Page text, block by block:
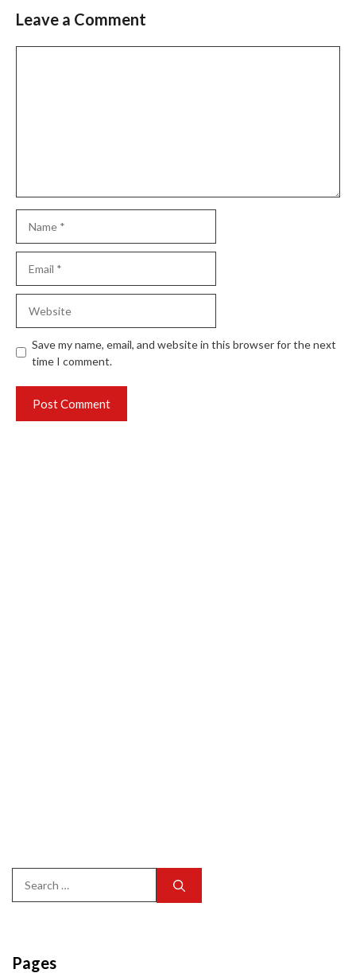
Leave a Comment
Save my name, email, and website in this browser for the next
time I comment.
for:
Pages